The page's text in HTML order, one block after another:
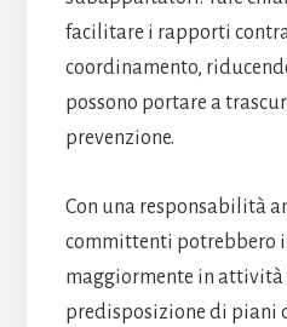
facilitare i rapporti
coordinamento,
possono portare a
prevenzione.
Con una responsabilità
committenti potrebbero
maggiormente in attività
predisposizione di piani